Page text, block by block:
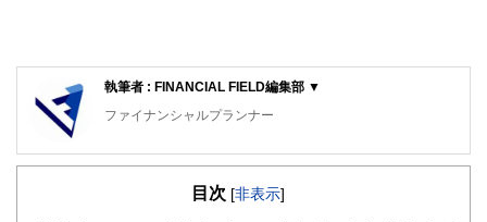
執筆者 : FINANCIAL FIELD編集部 ▼
ファイナンシャルプランナー
FinancialField編集部は、金融、経済に関する記事を、日々
知識がない方でも理解できるようわかりやすく発信していま
目次 [非表示]